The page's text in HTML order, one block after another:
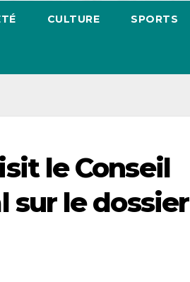
CULTURE SPORTS
le Conseil
sur le dossier